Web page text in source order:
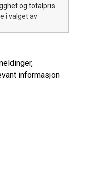
og totalpris
i valget av
informasjon